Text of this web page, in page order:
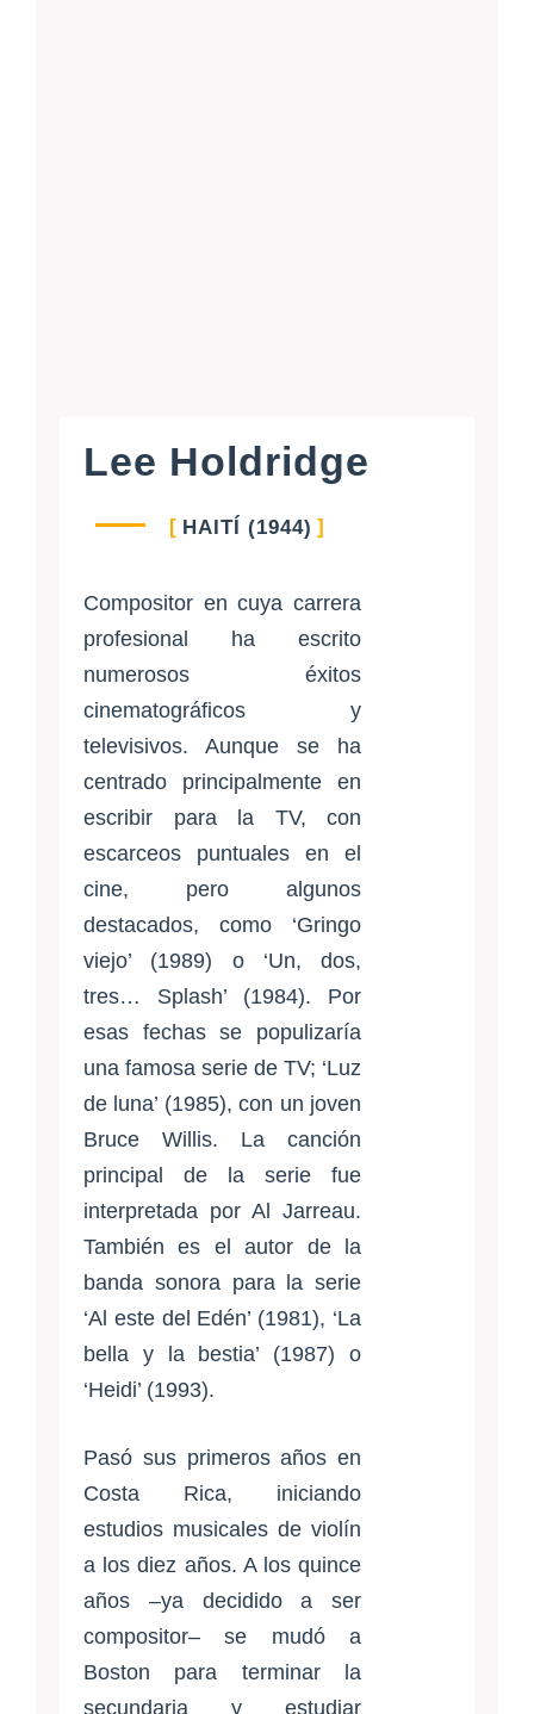
Lee Holdridge
HAITÍ (1944)
Compositor en cuya carrera
profesional ha escrito
numerosos éxitos
cinematográficos y
televisivos. Aunque se ha
centrado principalmente en
escribir para la TV, con
escarceos puntuales en el
cine, pero algunos
destacados, como ‘Gringo
viejo’ (1989) o ‘Un, dos,
tres… Splash’ (1984). Por
esas fechas se populizaría
una famosa serie de TV; ‘Luz
de luna’ (1985), con un joven
Bruce Willis. La canción
principal de la serie fue
interpretada por Al Jarreau.
También es el autor de la
banda sonora para la serie
‘Al este del Edén’ (1981), ‘La
bella y la bestia’ (1987) o
‘Heidi’ (1993).
Pasó sus primeros años en
Costa Rica, iniciando
estudios musicales de violín
a los diez años. A los quince
años –ya decidido a ser
compositor– se mudó a
Boston para terminar la
secundaria y estudiar